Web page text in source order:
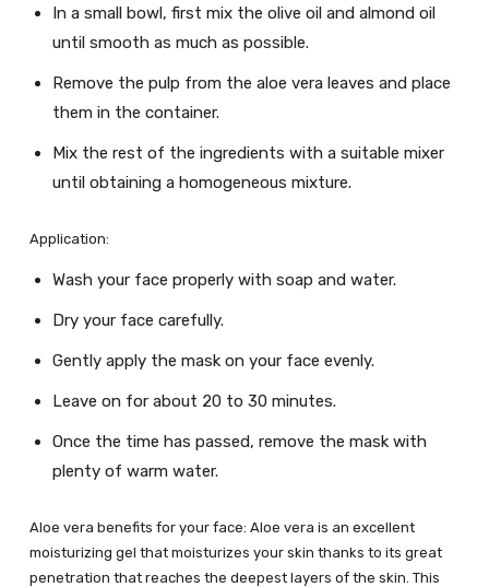
In a small bowl, first mix the olive oil and almond oil
until smooth as much as possible.
Remove the pulp from the aloe vera leaves and place
them in the container.
Mix the rest of the ingredients with a suitable mixer
until obtaining a homogeneous mixture.
Application:
Wash your face properly with soap and water.
Dry your face carefully.
Gently apply the mask on your face evenly.
Leave on for about 20 to 30 minutes.
Once the time has passed, remove the mask with
plenty of warm water.
Aloe vera benefits for your face: Aloe vera is an excellent
moisturizing gel that moisturizes your skin thanks to its great
penetration that reaches the deepest layers of the skin. This